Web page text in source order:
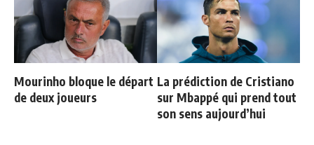
Mourinho bloque le départ
de deux joueurs
La prédiction de Cristiano
sur Mbappé qui prend tout
son sens aujourd’hui